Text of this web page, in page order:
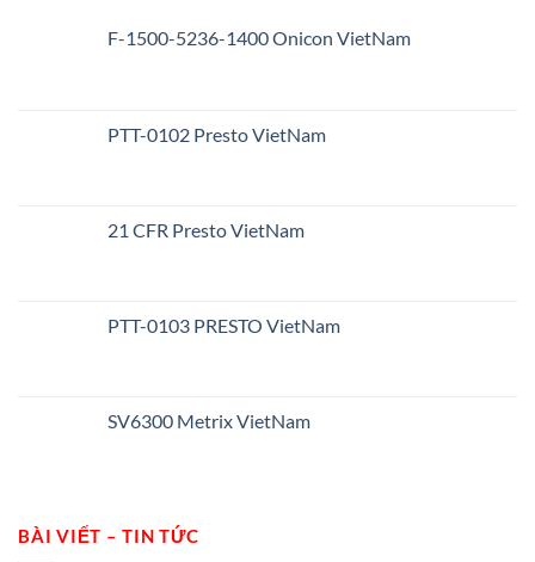
F-1500-5236-1400 Onicon VietNam
PTT-0102 Presto VietNam
21 CFR Presto VietNam
PTT-0103 PRESTO VietNam
SV6300 Metrix VietNam
BÀI VIẾT – TIN TỨC